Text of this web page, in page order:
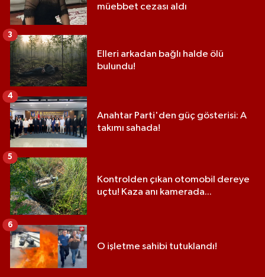
müebbet cezası aldı
Elleri arkadan bağlı halde ölü
bulundu!
3
Anahtar Parti'den güç gösterisi: A
takımı sahada!
4
Kontrolden çıkan otomobil dereye
uçtu! Kaza anı kamerada...
5
O işletme sahibi tutuklandı!
6